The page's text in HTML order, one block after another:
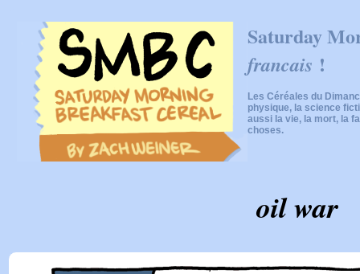
Saturday
francais !
Les Céréales du
physique, la science
aussi la vie, la mort, la
choses.
oil war